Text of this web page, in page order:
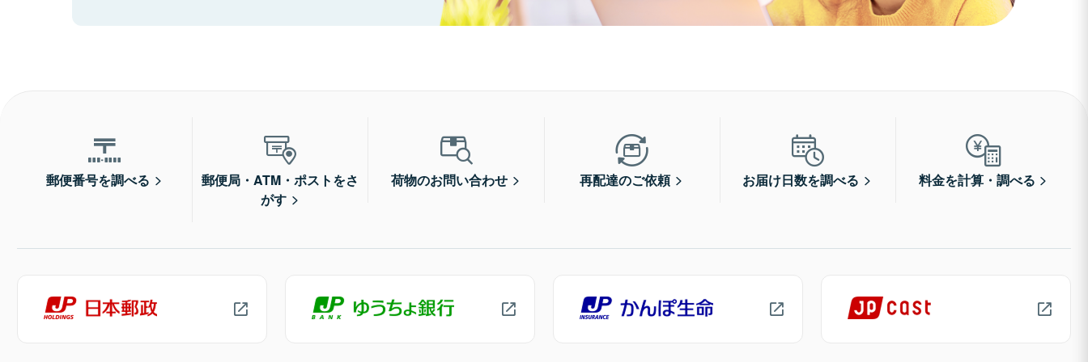
郵便番号を調べる
郵便局・ATM・ポストをさ
がす
荷物のお問い合わせ 再配達のご依頼 お届け日数を調べる 料金を計算・調べる